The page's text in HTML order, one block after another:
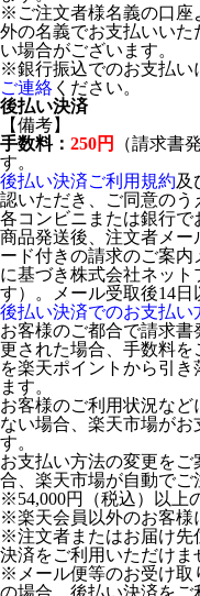
※ご注文者様名義の口座
外の名義でお支払いい
い場合がございます。
※銀行振込でのお支払い
ご連絡 ください。
後払い決済
【備考】
手数料： 250円
（請求書
す。
後払い決済ご利用規約及
認いただき、ご同意のう
各コンビニまたは銀行で
商品発送後、注文者メー
ード付きの請求のご案
に基づき株式会社ネット
す）。メール受取後14日
後払い決済でのお支払い
お客様のご都合で請求
更された場合、手数料
を楽天ポイントから引
ます。
お客様のご利用状況な
ない場合、楽天市場がお
す。
お支払い方法の変更を
合、楽天市場が自動でご
※54,000円（税込）以上
※楽天会員以外のお客様
※注文者またはお届け先
決済をご利用いただけま
※メール便等のお受け取
の場合、後払い決済をご